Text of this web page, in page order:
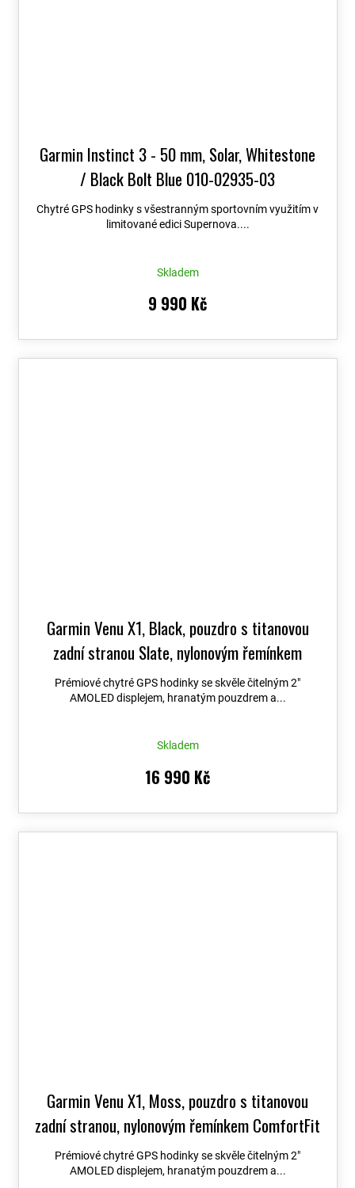
Garmin Instinct 3 - 50 mm, Solar, Whitestone
/ Black Bolt Blue 010-02935-03
Chytré GPS hodinky s všestranným sportovním využitím v
limitované edici Supernova....
Skladem
9 990 Kč
Garmin Venu X1, Black, pouzdro s titanovou
zadní stranou Slate, nylonovým řemínkem
ComfortFit Black 010-02980-02+ možnost
výměny do 90 dní + Topo Czech PRO Voucher
Prémiové chytré GPS hodinky se skvěle čitelným 2″
AMOLED displejem, hranatým pouzdrem a...
Skladem
16 990 Kč
Garmin Venu X1, Moss, pouzdro s titanovou
zadní stranou, nylonovým řemínkem ComfortFit
Moss 010-02980-03+ možnost výměny do 90
dní + Topo Czech PRO Voucher
Prémiové chytré GPS hodinky se skvěle čitelným 2″
AMOLED displejem, hranatým pouzdrem a...